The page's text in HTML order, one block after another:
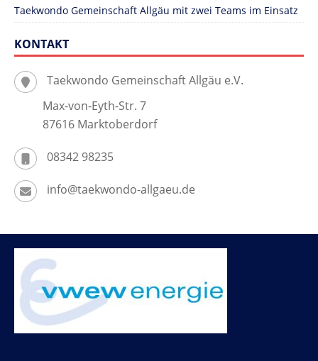
Taekwondo Gemeinschaft Allgäu mit zwei Teams im Einsatz
KONTAKT
Taekwondo Gemeinschaft Allgäu e.V.
Max-von-Eyth-Str. 7
87616 Marktoberdorf
08342 98235
info@taekwondo-allgaeu.de